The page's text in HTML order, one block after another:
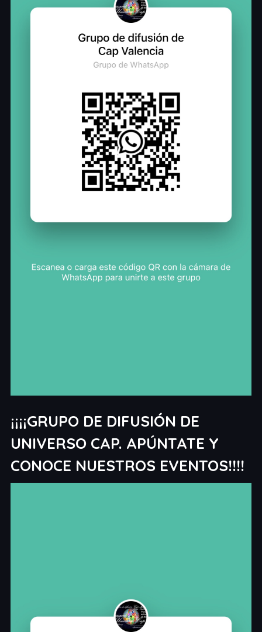
¡¡¡¡GRUPO DE DIFUSIÓN DE
UNIVERSO CAP. APÚNTATE Y
CONOCE NUESTROS EVENTOS!!!!